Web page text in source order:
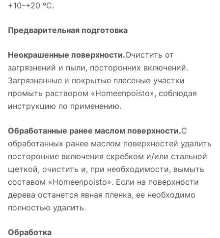
+10–+20 ºС.
Предварительная подготовка
Неокрашенные поверхности.Очистить от
загрязнений и пыли, посторонних включений.
Загрязненные и покрытые плесенью участки
промыть раствором «Homeenpoisto», соблюдая
инструкцию по применению.
Обработанные ранее маслом поверхности.С
обработанных ранее маслом поверхностей удалить
посторонние включения скребком и/или стальной
щеткой, очистить и, при необходимости, вымыть
составом «Homeenpoisto». Если на поверхности
дерева останется явная пленка, ее необходимо
полностью удалить.
Обработка